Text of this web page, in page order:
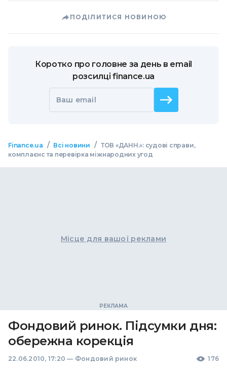
ПОДІЛИТИСЯ НОВИНОЮ
Коротко про головне за день в email
розсилці finance.ua
Ваш email
Finance.ua / Всі новини / ТОВ «ДАНН.»: судові справи,
комплаєнс та перевірка міжнародних угод
Місце для вашої реклами
Фондовий ринок. Підсумки дня:
обережна корекція
22.06.2010, 17:20 — Фондовий ринок 176